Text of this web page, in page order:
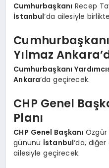
Cumhurbaşkanı Recep
İstanbul‘da ailesiyle
Cumhurbaşkanı
Yılmaz
Cumhurbaşkanı
Ankara‘da geçirecek.
CHP Genel
Planı
CHP Genel Başkanı Özgür
gününü İstanbul‘da,
ailesiyle geçirecek.